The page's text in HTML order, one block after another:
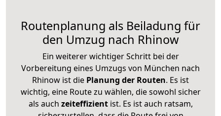
Routenplanung als Beiladung für
den Umzug nach Rhinow
Ein weiterer wichtiger Schritt bei der
Vorbereitung eines Umzugs von München nach
Rhinow ist die Planung der Routen. Es ist
wichtig, eine Route zu wählen, die sowohl sicher
als auch zeiteffizientist. Es ist auch ratsam,